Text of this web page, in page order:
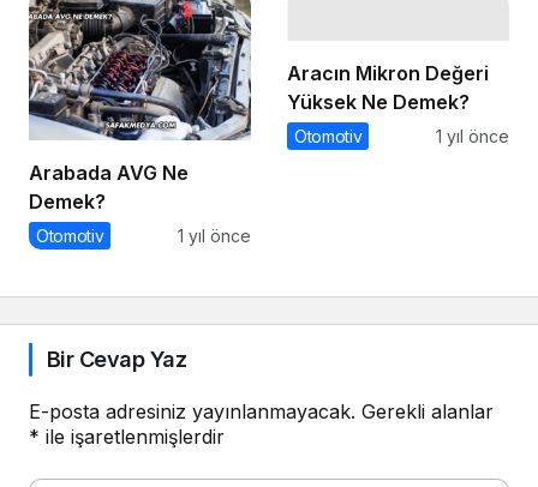
Arabada AVG Ne
Demek?
Otomotiv 1 yıl önce
Aracın Mikron Değeri
Yüksek Ne Demek?
Otomotiv 1 yıl önce
Bir Cevap Yaz
E-posta adresiniz yayınlanmayacak. Gerekli alanlar
* ile işaretlenmişlerdir